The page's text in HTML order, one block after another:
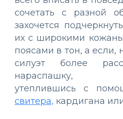
сочетать с разной
захочется
их с широкими
поясами в тон, а если,
силуэт более
нараспашку,
утеплившись с
свитера, кардигана